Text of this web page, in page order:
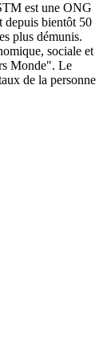
est une ONG
depuis bientôt 50
plus démunis.
sociale et
Monde". Le
de la personne